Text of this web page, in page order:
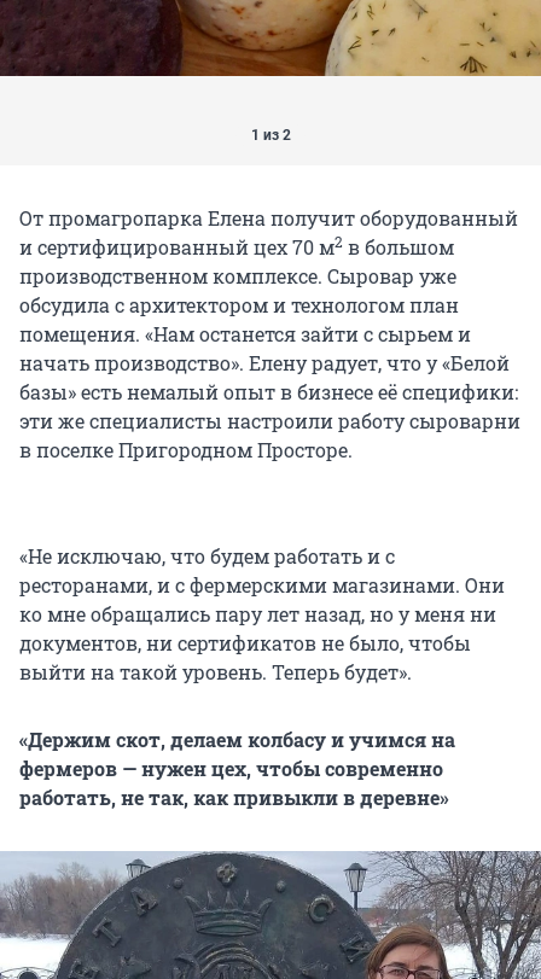
1 из 2
От промагропарка Елена получит оборудованный
и сертифицированный цех 70 м2 в большом
производственном комплексе. Сыровар уже
обсудила с архитектором и технологом план
помещения. «Нам останется зайти с сырьем и
начать производство». Елену радует, что у «Белой
базы» есть немалый опыт в бизнесе её специфики:
эти же специалисты настроили работу сыроварни
в поселке Пригородном Просторе.
«Не исключаю, что будем работать и с
ресторанами, и с фермерскими магазинами. Они
ко мне обращались пару лет назад, но у меня ни
документов, ни сертификатов не было, чтобы
выйти на такой уровень. Теперь будет».
«Держим скот, делаем колбасу и учимся на
фермеров — нужен цех, чтобы современно
работать, не так, как привыкли в деревне»